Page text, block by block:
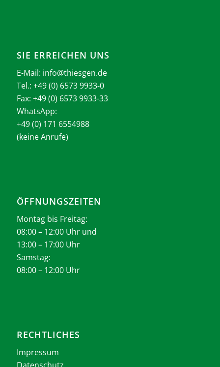
SIE ERREICHEN UNS
E-Mail: info@thiesgen.de
Tel.: +49 (0) 6573 9933-0
Fax: +49 (0) 6573 9933-33
WhatsApp:
+49 (0) 171 6554988
(keine Anrufe)
ÖFFNUNGSZEITEN
Montag bis Freitag:
08:00 – 12:00 Uhr und
13:00 – 17:00 Uhr
Samstag:
08:00 – 12:00 Uhr
RECHTLICHES
Impressum